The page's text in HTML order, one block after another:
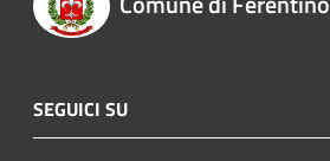
SEGUICI SU